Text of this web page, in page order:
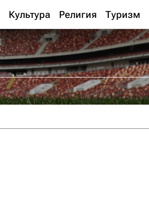
Культура Религия Туризм